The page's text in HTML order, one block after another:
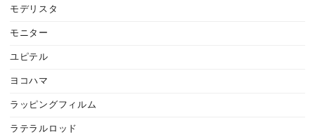
モデリスタ
モニター
ユピテル
ヨコハマ
ラッピングフィルム
ラテラルロッド